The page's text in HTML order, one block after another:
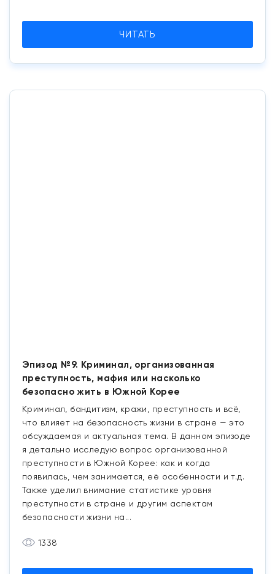
ЧИТАТЬ
Эпизод №9. Криминал, организованная
преступность, мафия или насколько
безопасно жить в Южной Корее
Криминал, бандитизм, кражи, преступность и всё,
что влияет на безопасность жизни в стране — это
обсуждаемая и актуальная тема. В данном эпизоде
я детально исследую вопрос организованной
преступности в Южной Корее: как и когда
появилась, чем занимается, её особенности и т.д.
Также уделил внимание статистике уровня
преступности в стране и другим аспектам
безопасности жизни на...
1338